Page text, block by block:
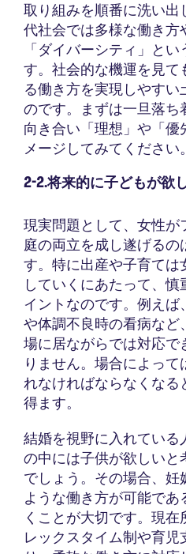
取り組みを順番に洗い出
代社会では多様な働き方
「ダイバーシティ」と
す。社会的な機運を見て
る働き方を実現しやすい
のです。まずは一旦落ち
向き合い「理想」や「優
メージしてみてください。
2-2.将来的に子どもが欲
現実問題として、女性が
庭の両立を成し遂げるの
す。特に出産や子育ては
していくにあたって、
イントなのです。例えば
や体調不良時の看病など
場に居ながらでは対応で
りません。場合によっ
れなければならなくなる
得ます。
結婚を視野に入れている
の中には子供が欲しいと
でしょう。その場合、
ような働き方が可能で
くことが大切です。現
レックスタイム制や育